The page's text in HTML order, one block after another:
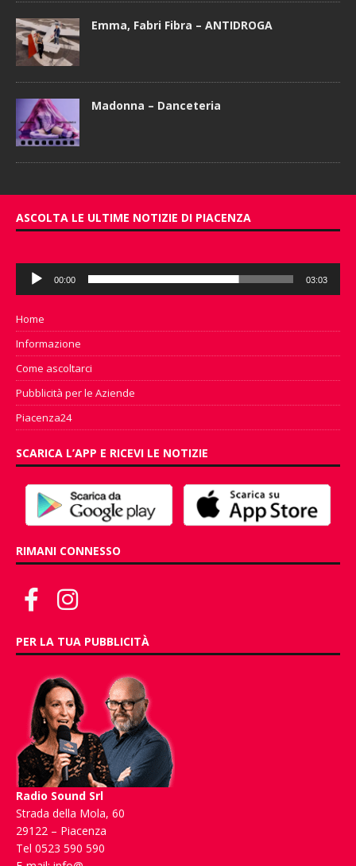
Emma, Fabri Fibra – ANTIDROGA
Madonna – Danceteria
ASCOLTA LE ULTIME NOTIZIE DI PIACENZA
Audio
Player
00:00 03:03
Home
Informazione
Come ascoltarci
Pubblicità per le Aziende
Piacenza24
SCARICA L’APP E RICEVI LE NOTIZIE
RIMANI CONNESSO
PER LA TUA PUBBLICITÀ
Radio Sound Srl
Strada della Mola, 60
29122 – Piacenza
Tel 0523 590 590